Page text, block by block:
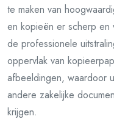
te maken van
en kopieën er scherp en
de professionele
oppervlak van
afbeeldingen, waardoor
andere zakelijke
krijgen.